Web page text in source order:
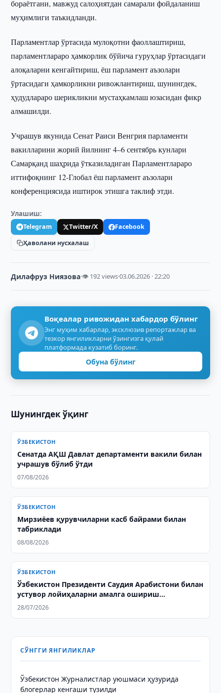
бораётгани, мавжуд салоҳиятдан самарали фойдаланиш
муҳимлиги таъкидланди.
Парламентлар ўртасида мулоқотни фаоллаштириш,
парламентлараро ҳамкорлик бўйича гуруҳлар ўртасидаги
алоқаларни кенгайтириш, ёш парламент аъзолари
ўртасидаги ҳамкорликни ривожлантириш, шунингдек,
ҳудудлараро шерикликни мустаҳкамлаш юзасидан фикр
алмашилди.
Учрашув якунида Сенат Раиси Венгрия парламенти
вакилларини жорий йилнинг 4–6 сентябрь кунлари
Самарқанд шаҳрида ўтказиладиган Парламентлараро
иттифоқнинг 12-Глобал ёш парламент аъзолари
конференциясида иштирок этишга таклиф этди.
Улашиш:
Telegram Twitter/X
Facebook
Ҳаволани нусхалаш
Дилафруз Ниязова·👁 192 views·03.06.2026 · 22:20
Воқеалар ривожидан хабардор бўлинг
Энг муҳим хабарлар, эксклюзив репортажлар ва
тезкор янгиликларни ўзингизга қулай
платформада кузатиб боринг.
Обуна бўлинг
Шунингдек ўқинг
ЎЗБЕКИСТОН
Сенатда АҚШ Давлат департаменти вакили билан
учрашув бўлиб ўтди
07/08/2026
ЎЗБЕКИСТОН
Мирзиёев қурувчиларни касб байрами билан
табриклади
08/08/2026
ЎЗБЕКИСТОН
Ўзбекистон Президенти Саудия Арабистони билан
устувор лойиҳаларни амалга ошириш
масалаларини муҳокама қилди
28/07/2026
СЎНГГИ ЯНГИЛИКЛАР
Ўзбекистон Журналистлар уюшмаси ҳузурида
блогерлар кенгаши тузилди